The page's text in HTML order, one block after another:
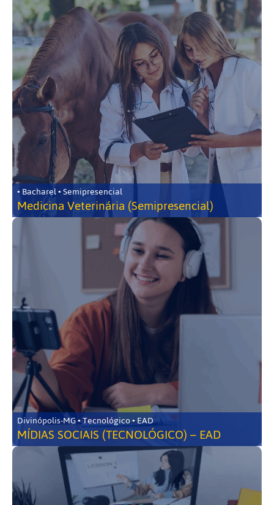
• Bacharel • Semipresencial
Medicina Veterinária (Semipresencial)
Divinópolis-MG • Tecnológico • EAD
MÍDIAS SOCIAIS (TECNOLÓGICO) – EAD